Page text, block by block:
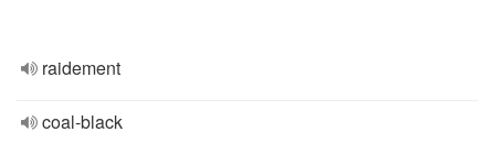
raidement
coal-black